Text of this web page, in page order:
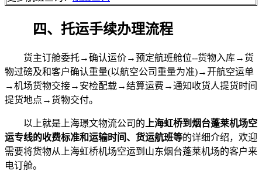
四、托运手续办理流程
货主订舱委托→确认运价→预定航班舱位--货物入库→货
物过磅及和客户确认重量(以航空公司重量为准)→开航空运单
→机场货物交接→安检配载→结算运费→通知收货人提货时间
提货地点→货物交付。
以上就是上海璟文物流公司的 上海虹桥到烟台蓬莱机场空
运专线的收费标准和运输时间、货运航班等的详细介绍，欢迎
需要将货物从上海虹桥机场空运到山东烟台蓬莱机场的客户来
电订舱。